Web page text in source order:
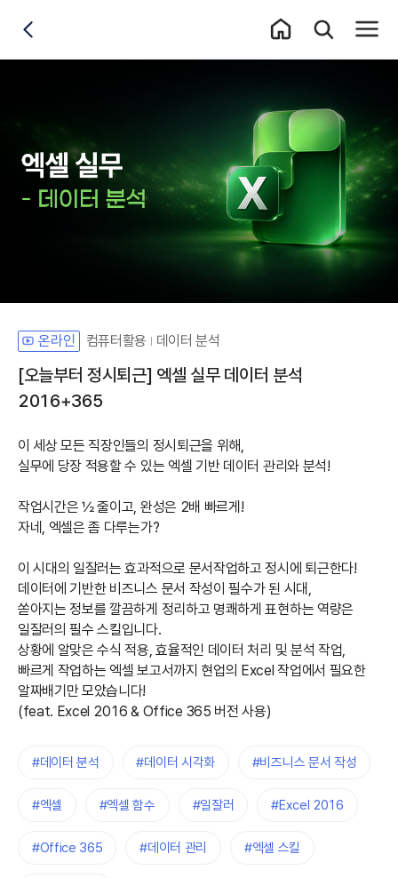
통합검색 레이
전체
뒤로가기
온라인 컴퓨터활용 데이터 분석
[오늘부터 정시퇴근] 엑셀 실무 데이터 분석
2016+365
이 세상 모든 직장인들의 정시퇴근을 위해,
실무에 당장 적용할 수 있는 엑셀 기반 데이터 관리와 분석!
작업시간은 ½ 줄이고, 완성은 2배 빠르게!
자네, 엑셀은 좀 다루는가?
이 시대의 일잘러는 효과적으로 문서작업하고 정시에 퇴근한다!
데이터에 기반한 비즈니스 문서 작성이 필수가 된 시대,
쏟아지는 정보를 깔끔하게 정리하고 명쾌하게 표현하는 역량은
일잘러의 필수 스킬입니다.
상황에 알맞은 수식 적용, 효율적인 데이터 처리 및 분석 작업,
빠르게 작업하는 엑셀 보고서까지 현업의 Excel 작업에서 필요한
알짜배기만 모았습니다!
(feat. Excel 2016 & Office 365 버전 사용)
#데이터 분석 #데이터 시각화 #비즈니스 문서 작성
#엑셀 #엑셀 함수 #일잘러 #Excel 2016
#Office 365 #데이터 관리 #엑셀 스킬